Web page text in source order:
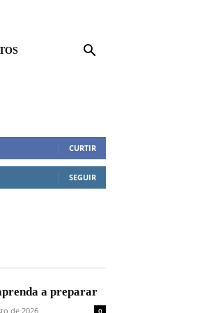
CURTIR
SEGUIR
a preparar
de 2026 0